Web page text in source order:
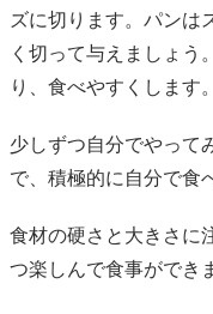
ズに切ります。パンは
く切って与えましょう
り、食べやすくします。
少しずつ自分でやって
で、積極的に自分で食
食材の硬さと大きさに
つ楽しんで食事ができ